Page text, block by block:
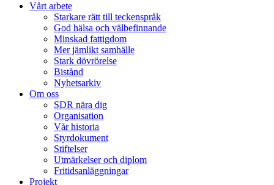
Vårt arbete
Starkare rätt till teckenspråk
God hälsa och välbefinnande
Minskad fattigdom
Mer jämlikt samhälle
Stark dövrörelse
Bistånd
Nyhetsarkiv
Om oss
SDR nära dig
Organisation
Vår historia
Styrdokument
Stiftelser
Utmärkelser och diplom
Fritidsanläggningar
Projekt